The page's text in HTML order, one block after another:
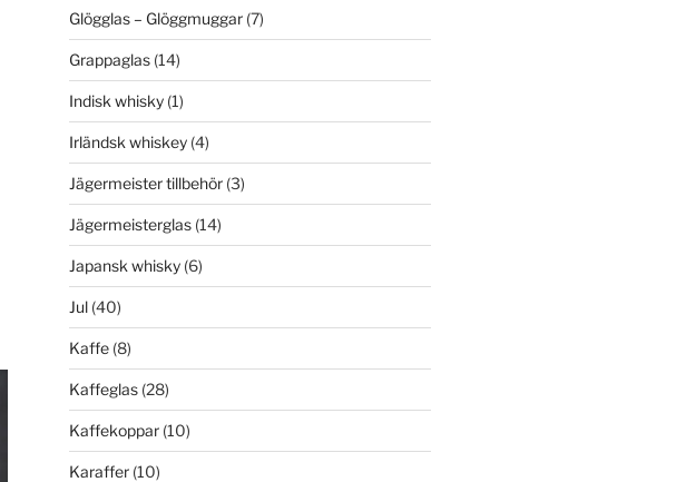
Glögglas – Glöggmuggar(7)
Grappaglas(14)
Indisk whisky(1)
Irländsk whiskey(4)
Jägermeister tillbehör(3)
Jägermeisterglas(14)
Japansk whisky(6)
Jul(40)
Kaffe(8)
Kaffeglas(28)
Kaffekoppar(10)
Karaffer(10)